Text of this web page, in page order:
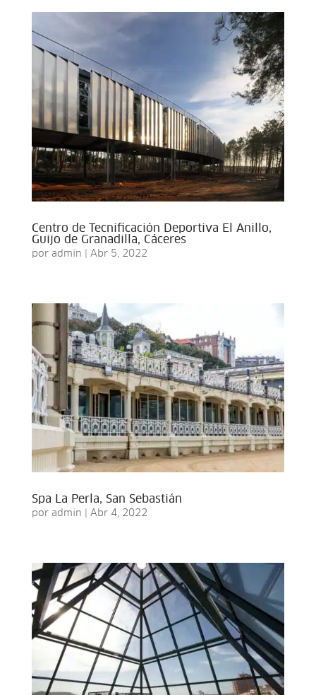
Centro de Tecnificación Deportiva El Anillo,
Guijo de Granadilla, Cáceres
por admin Abr 5, 2022
Spa La Perla, San Sebastián
por admin Abr 4, 2022